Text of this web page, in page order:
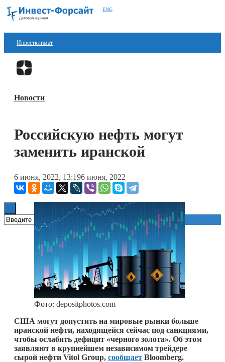
ENG
Инвестклимат
Финансы
Блокчейн
Книги
Новости
Российскую нефть могут
заменить иранской
6 июня, 2022, 13:196 июня, 2022
Фото: depositphotos.com
США могут допустить на мировые рынки больше
иранской нефти, находящейся сейчас под санкциями,
чтобы ослабить дефицит «черного золота». Об этом
заявляют в крупнейшем независимом трейдере
сырой нефти Vitol Group, сообщает Bloomberg.